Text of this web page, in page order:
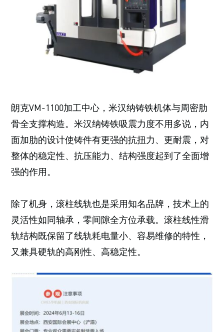
朗克VM-1100加工中心，米汉纳铸铁机体与周密肋
骨全支撑构造。米汉纳铸铁吸震力度不用多说，内
面加肋的设计使铸件有更强的抗扭力、更耐震，对
整体的稳定性、抗压能力、结构强度起到了全面增
强的作用。
除了机身，滚柱线轨也是采用知名品牌，技术上的
灵活性如同轴承，零间隙全方位承载。滚柱线性滑
轨结构既保留了线轨耗电量小、容易维修的特性，
又兼具硬轨的高刚性、高稳定性。